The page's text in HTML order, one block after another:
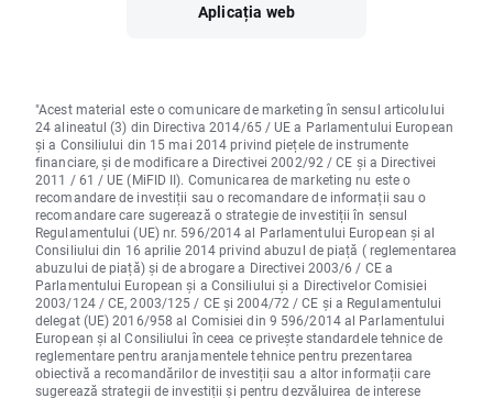
Aplicația web
"Acest material este o comunicare de marketing în sensul articolului
24 alineatul (3) din Directiva 2014/65 / UE a Parlamentului European
și a Consiliului din 15 mai 2014 privind piețele de instrumente
financiare, și de modificare a Directivei 2002/92 / CE și a Directivei
2011 / 61 / UE (MiFID II). Comunicarea de marketing nu este o
recomandare de investiții sau o recomandare de informații sau o
recomandare care sugerează o strategie de investiții în sensul
Regulamentului (UE) nr. 596/2014 al Parlamentului European și al
Consiliului din 16 aprilie 2014 privind abuzul de piață ( reglementarea
abuzului de piață) și de abrogare a Directivei 2003/6 / CE a
Parlamentului European și a Consiliului și a Directivelor Comisiei
2003/124 / CE, 2003/125 / CE și 2004/72 / CE și a Regulamentului
delegat (UE) 2016/958 al Comisiei din 9 596/2014 al Parlamentului
European și al Consiliului în ceea ce privește standardele tehnice de
reglementare pentru aranjamentele tehnice pentru prezentarea
obiectivă a recomandărilor de investiții sau a altor informații care
sugerează strategii de investiții și pentru dezvăluirea de interese